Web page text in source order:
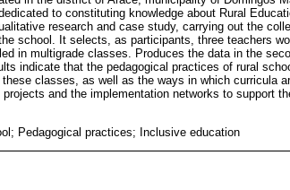
to constituting knowledge about Rural
research and case study, carrying out the
school. It selects, as participants, three teachers
in multigrade classes. Produces the data in the
indicate that the pedagogical practices of rural
classes, as well as the ways in which curricula
and the implementation networks to support
Pedagogical practices; Inclusive education